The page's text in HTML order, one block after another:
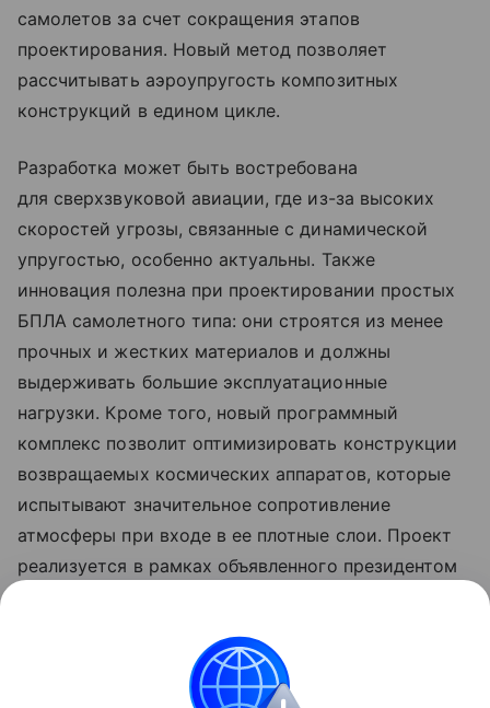
самолетов за счет сокращения этапов
проектирования. Новый метод позволяет
рассчитывать аэроупругость композитных
конструкций в едином цикле.
Разработка может быть востребована
для сверхзвуковой авиации, где из-за высоких
скоростей угрозы, связанные с динамической
упругостью, особенно актуальны. Также
инновация полезна при проектировании простых
БПЛА самолетного типа: они строятся из менее
прочных и жестких материалов и должны
выдерживать большие эксплуатационные
нагрузки. Кроме того, новый программный
комплекс позволит оптимизировать конструкции
возвращаемых космических аппаратов, которые
испытывают значительное сопротивление
атмосферы при входе в ее плотные слои. Проект
реализуется в рамках объявленного президентом